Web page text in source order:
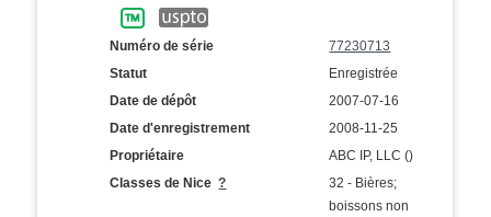
Numéro de série
77230713
Statut
Enregistrée
Date de dépôt
2007-07-16
Date d'enregistrement
2008-11-25
Propriétaire
ABC IP, LLC ()
Classes de Nice?
32 - Bières;
boissons non